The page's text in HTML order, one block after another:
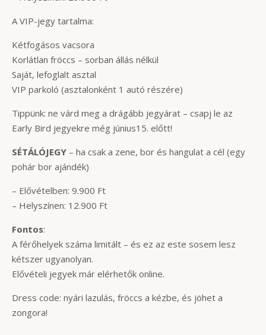
A VIP-jegy tartalma:
Kétfogásos vacsora
Korlátlan fröccs – sorban állás nélkül
Saját, lefoglalt asztal
VIP parkoló (asztalonként 1 autó részére)
Tippünk: ne várd meg a drágább jegyárat – csapj le az
Early Bird jegyekre még június15. előtt!
SÉTÁLÓJEGY – ha csak a zene, bor és hangulat a cél (egy
pohár bor ajándék)
– Elővételben: 9.900 Ft
– Helyszínen: 12.900 Ft
Fontos:
A férőhelyek száma limitált – és ez az este sosem lesz
kétszer ugyanolyan.
Elővételi jegyek már elérhetők online.
Dress code: nyári lazulás, fröccs a kézbe, és jöhet a
zongora!